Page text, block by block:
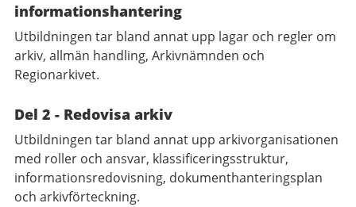
informationshantering
Utbildningen tar bland annat upp lagar och regler om
arkiv, allmän handling, Arkivnämnden och
Regionarkivet.
Del 2 - Redovisa arkiv
Utbildningen tar bland annat upp arkivorganisationen
med roller och ansvar, klassificeringsstruktur,
informationsredovisning, dokumenthanteringsplan
och arkivförteckning.